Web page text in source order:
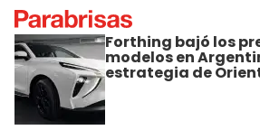
Forthing bajó los
modelos en
estrategia de